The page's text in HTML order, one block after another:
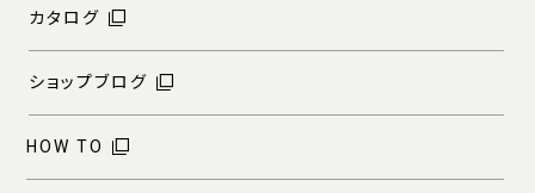
カタログ
ショップブログ
HOW TO